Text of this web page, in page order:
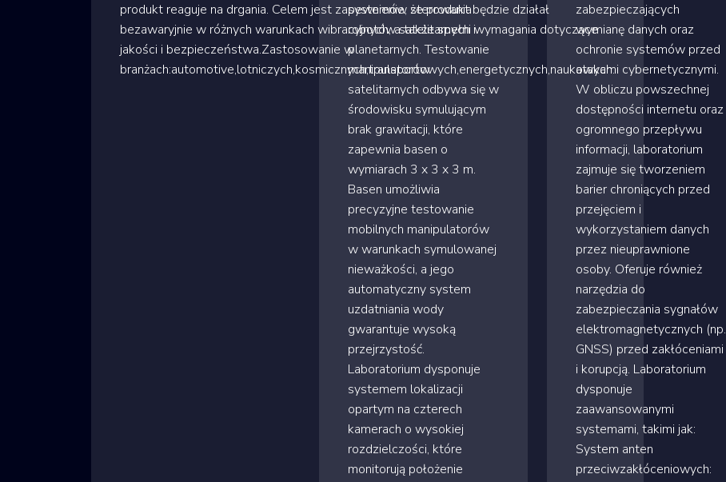
produkt reaguje na drgania. Celem jest zapewnienie, że produkt będzie działał
bezawaryjnie w różnych warunkach wibracyjnych, a także spełni wymagania dotyczące
jakości i bezpieczeństwa.Zastosowanie w
branżach:automotive,lotniczych,kosmicznych,transportowych,energetycznych,naukowych.
systemów sterowania
robotów satelitarnych i
planetarnych. Testowanie
manipulatorów
satelitarnych odbywa się w
środowisku symulującym
brak grawitacji, które
zapewnia basen o
wymiarach 3 x 3 x 3 m.
Basen umożliwia
precyzyjne testowanie
mobilnych manipulatorów
w warunkach symulowanej
nieważkości, a jego
automatyczny system
uzdatniania wody
gwarantuje wysoką
przejrzystość.
Laboratorium dysponuje
systemem lokalizacji
opartym na czterech
kamerach o wysokiej
rozdzielczości, które
monitorują położenie
zabezpieczających
wymianę danych oraz
ochronie systemów przed
atakami cybernetycznymi.
W obliczu powszechnej
dostępności internetu oraz
ogromnego przepływu
informacji, laboratorium
zajmuje się tworzeniem
barier chroniących przed
przejęciem i
wykorzystaniem danych
przez nieuprawnione
osoby. Oferuje również
narzędzia do
zabezpieczania sygnałów
elektromagnetycznych (np.
GNSS) przed zakłóceniami
i korupcją. Laboratorium
dysponuje
zaawansowanymi
systemami, takimi jak:
System anten
przeciwzakłóceniowych: